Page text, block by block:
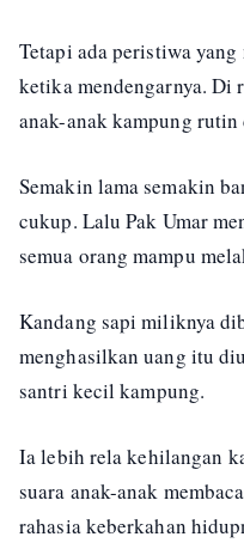
Tetapi ada peristiwa
ketika mendengarnya. Di
anak-anak kampung
Semakin lama semakin
cukup. Lalu Pak Umar
semua orang mampu
Kandang sapi miliknya
menghasilkan uang itu
santri kecil kampung.
Ia lebih rela kehilangan
suara anak-anak
rahasia keberkahan